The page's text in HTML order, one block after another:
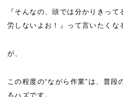
『そんなの、頭では分かりきっ
労しないよお！』って言いたくな
が、
この程度の“ながら作業”は、普段
るハズです。